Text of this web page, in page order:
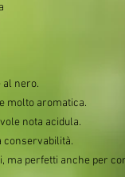
al nero.
molto aromatica.
nota acidula.
conservabilità.
ma perfetti anche per